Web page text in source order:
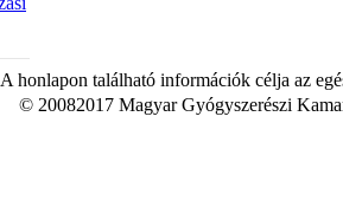
A honlapon található információk célja az
© 20082017 Magyar Gyógyszerészi